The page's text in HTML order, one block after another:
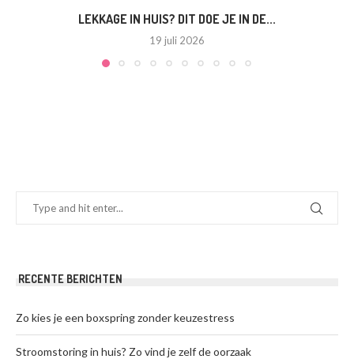
LEKKAGE IN HUIS? DIT DOE JE IN DE...
19 juli 2026
RECENTE BERICHTEN
Zo kies je een boxspring zonder keuzestress
Stroomstoring in huis? Zo vind je zelf de oorzaak